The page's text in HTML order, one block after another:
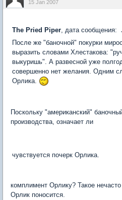
15 Jan 2007
The Pried Piper , дата сообщения:
После же "баночной" покурки
выразить словами Хлестакова:
выкуришь". А развесной уже
совершенно нет желания. Одним
Орлика.
Поскольку "американский"
производства, означает ли
чувствуется почерк Орлика.
комплимент Орлику? Такое
Орлик поносится.